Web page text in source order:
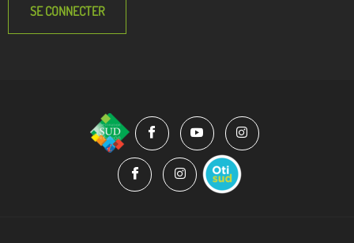
SE CONNECTER